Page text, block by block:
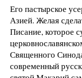
Его пастырское
Азией. Желая
Писание, которое
Священного
современный